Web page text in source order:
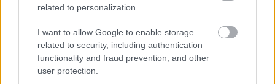
related to personalization.
I want to allow Google to enable storage
related to security, including authentication
functionality and fraud prevention, and other
user protection.
Györfi Mihály több tucat vállalkozással egyeztetett a
kerékpárgyár dolgozóinak megsegítéséről
41 fok fölé forrósodott az ország, Szolnokon pedig egy másik
rekord is megdőlt